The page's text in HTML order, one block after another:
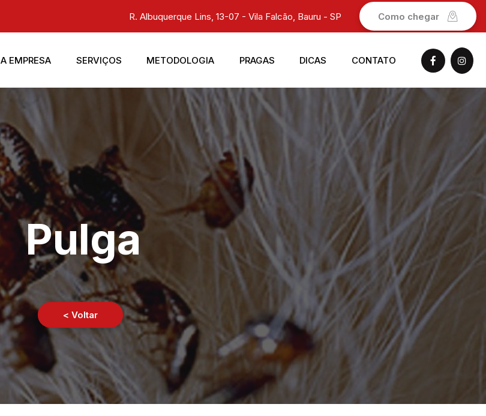
R. Albuquerque Lins, 13-07 - Vila Falcão, Bauru - SP Como chegar
A EMPRESA SERVIÇOS METODOLOGIA PRAGAS DICAS CONTATO
Pulga
< Voltar